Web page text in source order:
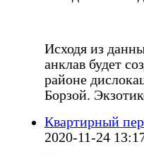
Исходя из
анклав будет
районе
Борзой.
Квартирный
2020-11-24